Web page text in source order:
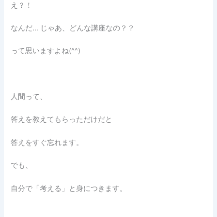
え？！
なんだ… じゃあ、どんな講座なの？？
って思いますよね(^^)
人間って、
答えを教えてもらっただけだと
答えをすぐ忘れます。
でも、
自分で「考える」と身につきます。